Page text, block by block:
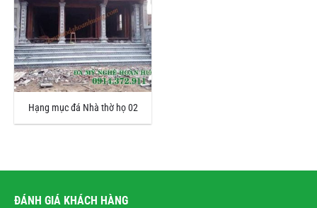
Hạng mục đá Nhà thờ họ 02
ĐÁNH GIÁ KHÁCH HÀNG